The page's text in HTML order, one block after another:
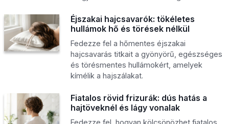
Éjszakai hajcsavarók: tökéletes
hullámok hő és törések nélkül
Fedezze fel a hőmentes éjszakai
hajcsavarás titkait a gyönyörű, egészséges
és törésmentes hullámokért, amelyek
kímélik a hajszálakat.
Fiatalos rövid frizurák: dús hatás a
hajtöveknél és lágy vonalak
Fedezze fel, hogyan kölcsönözhet fiatalos